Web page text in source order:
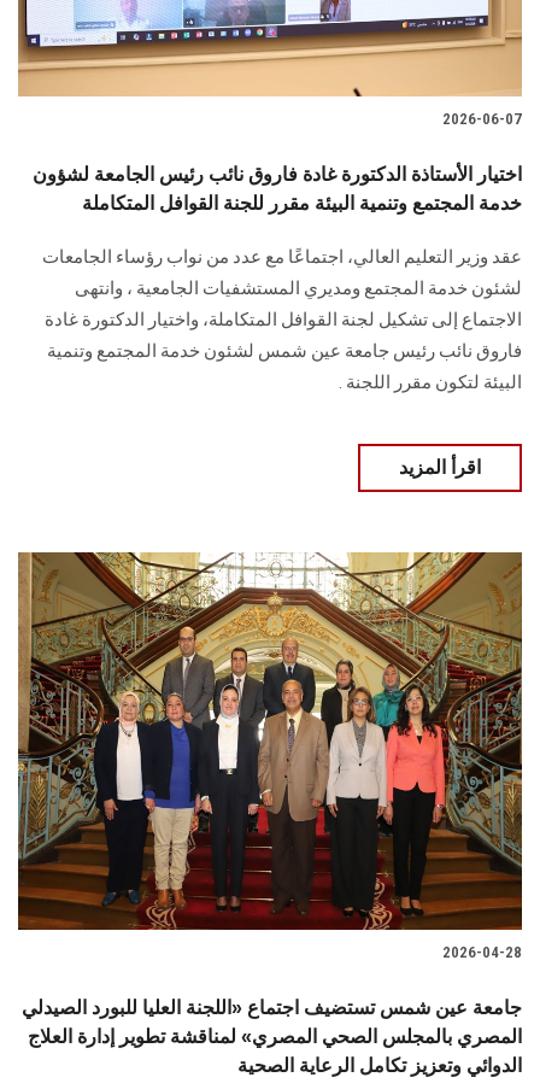
2026-06-07
اختيار الأستاذة الدكتورة غادة فاروق نائب رئيس الجامعة لشؤون
خدمة المجتمع وتنمية البيئة مقرر للجنة القوافل المتكاملة
عقد وزير التعليم العالي، اجتماعًا مع عدد من نواب رؤساء الجامعات
لشئون خدمة المجتمع ومديري المستشفيات الجامعية ، وانتهى
الاجتماع إلى تشكيل لجنة القوافل المتكاملة، واختيار الدكتورة غادة
فاروق نائب رئيس جامعة عين شمس لشئون خدمة المجتمع وتنمية
البيئة لتكون مقرر اللجنة .
اقرأ المزيد
2026-04-28
جامعة عين شمس تستضيف اجتماع «اللجنة العليا للبورد الصيدلي
المصري بالمجلس الصحي المصري» لمناقشة تطوير إدارة العلاج
الدوائي وتعزيز تكامل الرعاية الصحية